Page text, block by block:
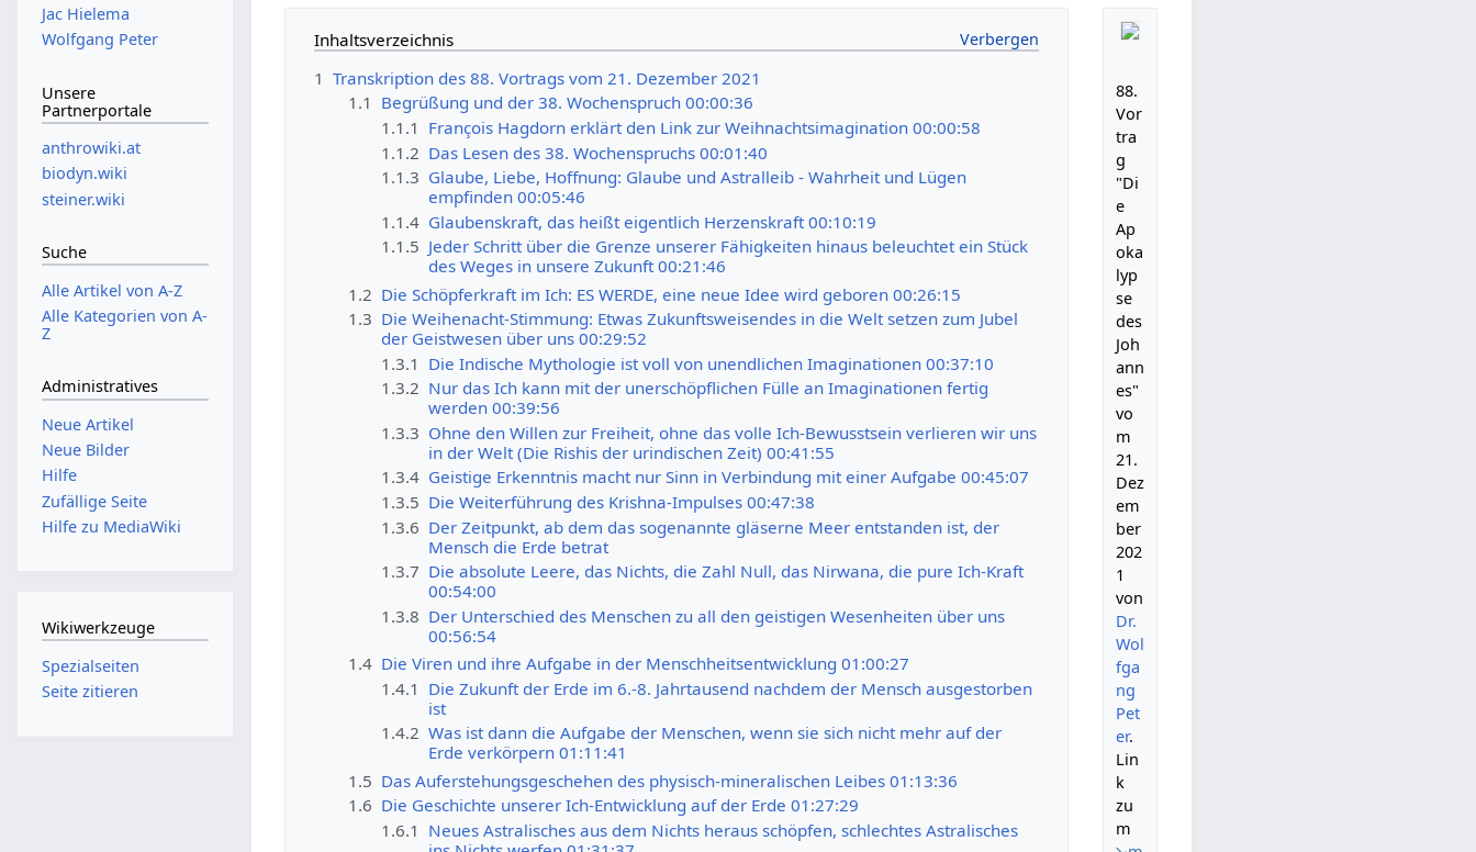
88.
Vor
tra
g
"Di
e
Ap
oka
lyp
se
des
Joh
ann
es"
vo
m
21.
Dez
em
ber
202
1
von
Dr.
Wol
fga
ng
Pet
er.
Lin
k
zu
m
Inhaltsverzeichnis
1 Transkription des 88. Vortrags vom 21. Dezember 2021
1.1 Begrüßung und der 38. Wochenspruch 00:00:36
1.1.1 François Hagdorn erklärt den Link zur Weihnachtsimagination 00:00:58
1.1.2 Das Lesen des 38. Wochenspruchs 00:01:40
1.1.3 Glaube, Liebe, Hoffnung: Glaube und Astralleib - Wahrheit und Lügen
empfinden 00:05:46
1.1.4 Glaubenskraft, das heißt eigentlich Herzenskraft 00:10:19
1.1.5 Jeder Schritt über die Grenze unserer Fähigkeiten hinaus beleuchtet ein Stück
des Weges in unsere Zukunft 00:21:46
1.2 Die Schöpferkraft im Ich: ES WERDE, eine neue Idee wird geboren 00:26:15
1.3 Die Weihenacht-Stimmung: Etwas Zukunftsweisendes in die Welt setzen zum Jubel
der Geistwesen über uns 00:29:52
1.3.1 Die Indische Mythologie ist voll von unendlichen Imaginationen 00:37:10
1.3.2 Nur das Ich kann mit der unerschöpflichen Fülle an Imaginationen fertig
werden 00:39:56
1.3.3 Ohne den Willen zur Freiheit, ohne das volle Ich-Bewusstsein verlieren wir uns
in der Welt (Die Rishis der urindischen Zeit) 00:41:55
1.3.4 Geistige Erkenntnis macht nur Sinn in Verbindung mit einer Aufgabe 00:45:07
1.3.5 Die Weiterführung des Krishna-Impulses 00:47:38
1.3.6 Der Zeitpunkt, ab dem das sogenannte gläserne Meer entstanden ist, der
Mensch die Erde betrat
1.3.7 Die absolute Leere, das Nichts, die Zahl Null, das Nirwana, die pure Ich-Kraft
00:54:00
1.3.8 Der Unterschied des Menschen zu all den geistigen Wesenheiten über uns
00:56:54
1.4 Die Viren und ihre Aufgabe in der Menschheitsentwicklung 01:00:27
1.4.1 Die Zukunft der Erde im 6.-8. Jahrtausend nachdem der Mensch ausgestorben
ist
1.4.2 Was ist dann die Aufgabe der Menschen, wenn sie sich nicht mehr auf der
Erde verkörpern 01:11:41
1.5 Das Auferstehungsgeschehen des physisch-mineralischen Leibes 01:13:36
1.6 Die Geschichte unserer Ich-Entwicklung auf der Erde 01:27:29
1.6.1 Neues Astralisches aus dem Nichts heraus schöpfen, schlechtes Astralisches
Jac Hielema
Wolfgang Peter
Unsere
Partnerportale
anthrowiki.at
biodyn.wiki
steiner.wiki
Suche
Alle Artikel von A-Z
Alle Kategorien von A-
Z
Administratives
Neue Artikel
Neue Bilder
Hilfe
Zufällige Seite
Hilfe zu MediaWiki
Wikiwerkzeuge
Spezialseiten
Seite zitieren